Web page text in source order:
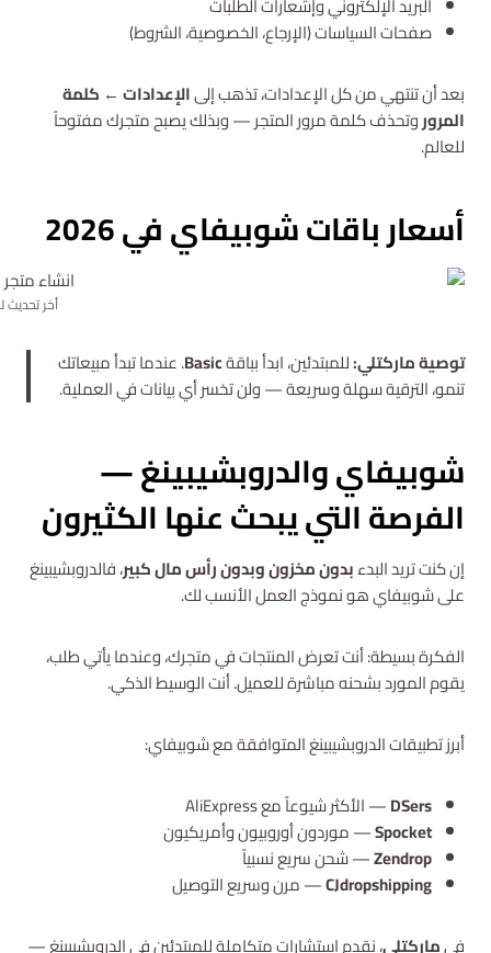
صفحات السياسات (الإرجاع، الخصوصية، الشروط)
بعد أن تنتهي من كل الإعدادات، تذهب إلىالإعدادات ← كلمة
المروروتحذف كلمة مرور المتجر — وبذلك يصبح متجرك مفتوحاً
للعالم.
أسعار باقات شوبيفاي في 2026
أخر تحديث
توصية ماركتلي:للمبتدئين، ابدأ بباقةBasic. عندما تبدأ مبيعاتك
تنمو، الترقية سهلة وسريعة — ولن تخسر أي بيانات في العملية.
شوبيفاي والدروبشيبينغ —
الفرصة التي يبحث عنها الكثيرون
إن كنت تريد البدءبدون مخزون وبدون رأس مال كبير، فالدروبشيبينغ
على شوبيفاي هو نموذج العمل الأنسب لك.
الفكرة بسيطة: أنت تعرض المنتجات في متجرك، وعندما يأتي طلب،
يقوم المورد بشحنه مباشرة للعميل. أنت الوسيط الذكي.
أبرز تطبيقات الدروبشيبينغ المتوافقة مع شوبيفاي:
DSers— الأكثر شيوعاً مع AliExpress
Spocket— موردون أوروبيون وأمريكيون
Zendrop— شحن سريع نسبياً
CJdropshipping— مرن وسريع التوصيل
فيماركتلي، نقدم استشارات متكاملة للمبتدئين في الدروبشيبينغ —